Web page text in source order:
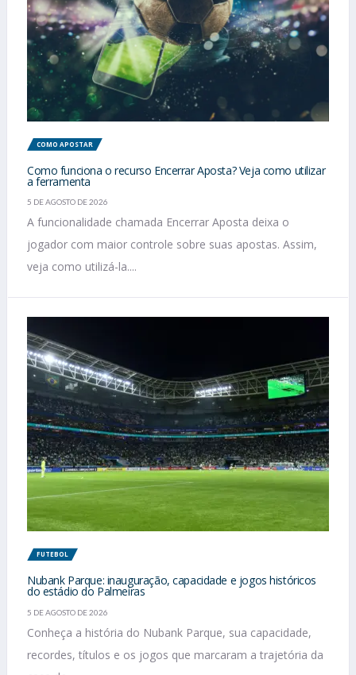
COMO APOSTAR
Como funciona o recurso Encerrar Aposta? Veja como utilizar
a ferramenta
5 DE AGOSTO DE 2026
A funcionalidade chamada Encerrar Aposta deixa o
jogador com maior controle sobre suas apostas. Assim,
veja como utilizá-la....
FUTEBOL
Nubank Parque: inauguração, capacidade e jogos históricos
do estádio do Palmeiras
5 DE AGOSTO DE 2026
Conheça a história do Nubank Parque, sua capacidade,
recordes, títulos e os jogos que marcaram a trajetória da